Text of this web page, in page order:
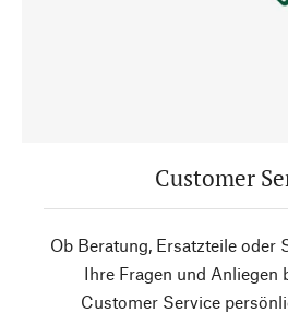
Customer
Ob Beratung, Ersatzteile oder
Ihre Fragen und Anliegen
Customer Service